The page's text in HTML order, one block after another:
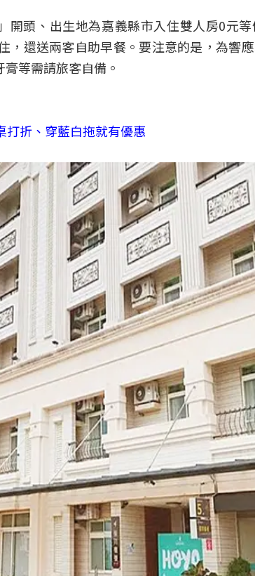
頭、出生地為嘉義縣市入住雙人房0元
還送兩客自助早餐。要注意的是，為響
等需請旅客自備。
打折、穿藍白拖就有優惠